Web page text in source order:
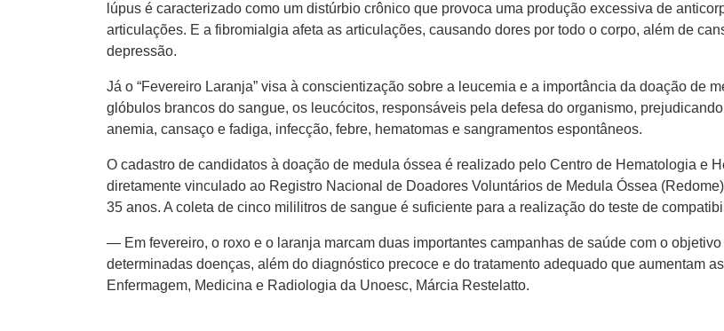
lúpus é caracterizado como um distúrbio crônico que provoca uma produção excessiva de
articulações. E a fibromialgia afeta as articulações, causando dores por todo o corpo, além de
depressão.
Já o “Fevereiro Laranja” visa à conscientização sobre a leucemia e a importância da doação de
glóbulos brancos do sangue, os leucócitos, responsáveis pela defesa do organismo,
anemia, cansaço e fadiga, infecção, febre, hematomas e sangramentos espontâneos.
O cadastro de candidatos à doação de medula óssea é realizado pelo Centro de Hematologia e
diretamente vinculado ao Registro Nacional de Doadores Voluntários de Medula Óssea
35 anos. A coleta de cinco mililitros de sangue é suficiente para a realização do teste de
— Em fevereiro, o roxo e o laranja marcam duas importantes campanhas de saúde com o
determinadas doenças, além do diagnóstico precoce e do tratamento adequado que aumentam
Enfermagem, Medicina e Radiologia da Unoesc, Márcia Restelatto.